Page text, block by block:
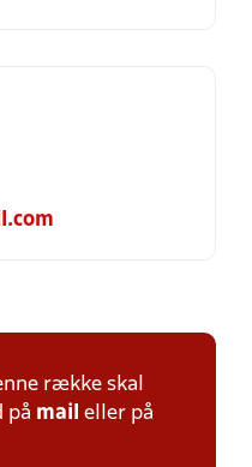
række skal
på mail eller på